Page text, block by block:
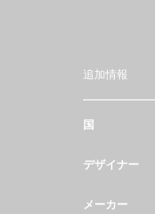
追加情報
国
デザイナー
メーカー